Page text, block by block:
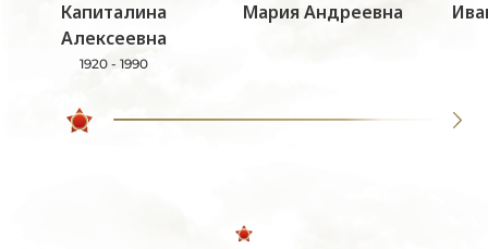
Капиталина
Алексеевна
1920 - 1990
Мария Андреевна